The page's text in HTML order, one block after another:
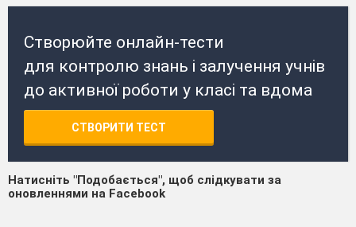
Створюйте онлайн-тести
для контролю знань і залучення учнів
до активної роботи у класі та вдома
СТВОРИТИ ТЕСТ
Натисніть "Подобається", щоб слідкувати за
оновленнями на Facebook